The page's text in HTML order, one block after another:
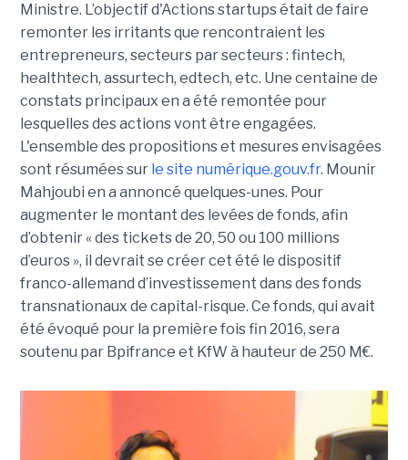
Ministre. L’objectif d'Actions startups était de faire
remonter les irritants que rencontraient les
entrepreneurs, secteurs par secteurs : fintech,
healthtech, assurtech, edtech, etc. Une centaine de
constats principaux en a été remontée pour
lesquelles des actions vont être engagées.
L'ensemble des propositions et mesures envisagées
sont résumées sur le site numérique.gouv.fr. Mounir
Mahjoubi en a annoncé quelques-unes. Pour
augmenter le montant des levées de fonds, afin
d’obtenir « des tickets de 20, 50 ou 100 millions
d’euros », il devrait se créer cet été le dispositif
franco-allemand d’investissement dans des fonds
transnationaux de capital-risque. Ce fonds, qui avait
été évoqué pour la première fois fin 2016, sera
soutenu par Bpifrance et KfW à hauteur de 250 M€.